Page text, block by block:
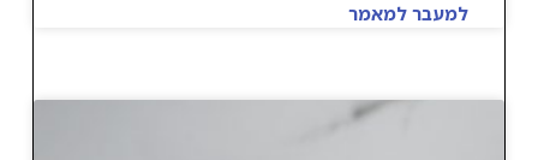
למעבר למאמר